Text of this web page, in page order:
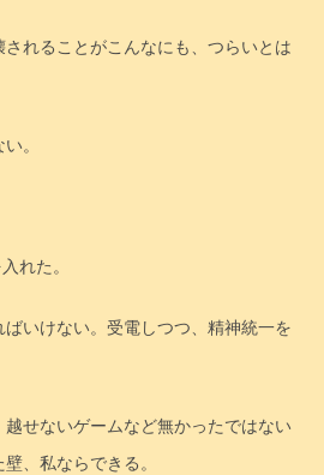
れることがこんなにも、つらいとは
。
れた。
いけない。受電しつつ、精神統一を
せないゲームなど無かったではない
、私ならできる。